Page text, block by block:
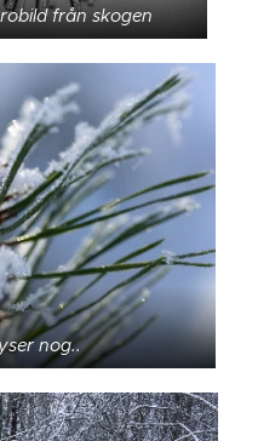
från skogen
nog..